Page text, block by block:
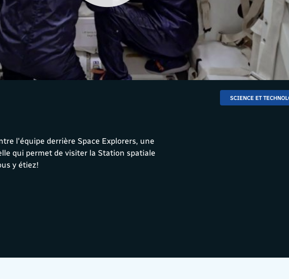
l'équipe derrière Space Explorers, une
qui permet de visiter la Station spatiale
y étiez!
SCIENCE ET